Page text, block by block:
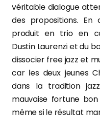
véritable dialogue
des propositions. En
produit en trio en
Dustin Laurenzi et du
dissocier free jazz et
car les deux jeunes
dans la tradition
mauvaise fortune
même si le résultat